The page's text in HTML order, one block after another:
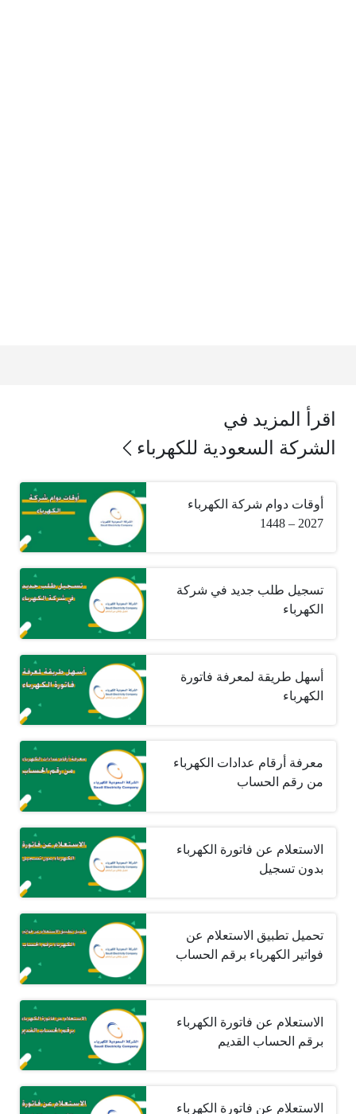
اقرأ المزيد في
الشركة السعودية للكهرباء
أوقات دوام شركة الكهرباء
2027 – 1448
تسجيل طلب جديد في شركة
الكهرباء
أسهل طريقة لمعرفة فاتورة
الكهرباء
معرفة أرقام عدادات الكهرباء
من رقم الحساب
الاستعلام عن فاتورة الكهرباء
بدون تسجيل
تحميل تطبيق الاستعلام عن
فواتير الكهرباء برقم الحساب
الاستعلام عن فاتورة الكهرباء
برقم الحساب القديم
الاستعلام عن فاتورة الكهرباء